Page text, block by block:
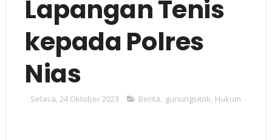
Lapangan Tenis
kepada Polres
Nias
Selasa, 24 Oktober 2023 Berita, gunungsitoli, Hukum